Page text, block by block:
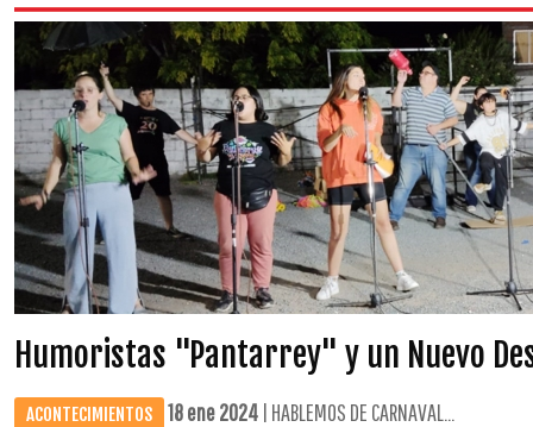
Humoristas "Pantarrey" y un Nuevo
ACONTECIMIENTOS 18 ene 2024 | HABLEMOS DE CARNAVAL...